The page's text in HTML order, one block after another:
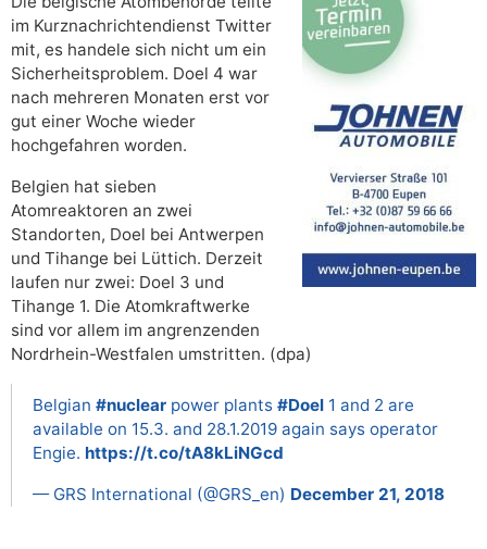
im Kurznachrichtendienst Twitter
mit, es handele sich nicht um ein
Sicherheitsproblem. Doel 4 war
nach mehreren Monaten erst vor
gut einer Woche wieder
hochgefahren worden.
Belgien hat sieben
Atomreaktoren an zwei
Standorten, Doel bei Antwerpen
und Tihange bei Lüttich. Derzeit
laufen nur zwei: Doel 3 und
Tihange 1. Die Atomkraftwerke
sind vor allem im angrenzenden
Nordrhein-Westfalen umstritten. (dpa)
Belgian #nuclear power plants #Doel 1 and 2 are
available on 15.3. and 28.1.2019 again says operator
Engie. https://t.co/tA8kLiNGcd
— GRS International (@GRS_en) December 21, 2018